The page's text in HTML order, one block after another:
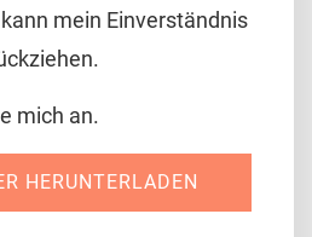
mein Einverständnis
mich an.
HERUNTERLADEN